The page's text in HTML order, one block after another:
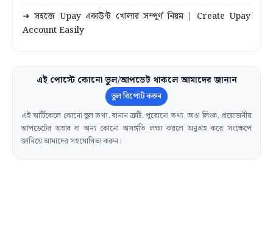
➜ সহজে Upay একাউন্ট খোলার সম্পূর্ণ নিয়ম | Create Upay
Account Easily
এই পোস্টে কোনো ভুল/আপডেট থাকলে আমাদের জানান
ভুল রিপোর্ট করুন
এই আর্টিকেলে কোনো ভুল তথ্য, বানান ত্রুটি, পুরোনো তথ্য, ভাঙা লিংক, প্রয়োজনীয়
আপডেটের অভাব বা অন্য কোনো অসঙ্গতি লক্ষ্য করলে অনুগ্রহ করে সংক্ষেপে
জানিয়ে আমাদের সহযোগিতা করুন।